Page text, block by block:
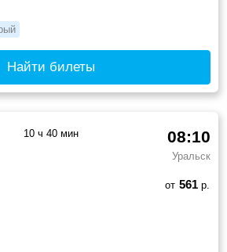
Найти билеты
08:10
Уральск
10 ч 40 мин
от 561р.